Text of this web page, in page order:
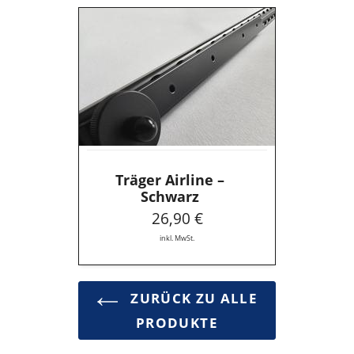
Schwarz
Träger Airline –
Schwarz
26,90 €
inkl. MwSt.
ZURÜCK ZU ALLE
PRODUKTE